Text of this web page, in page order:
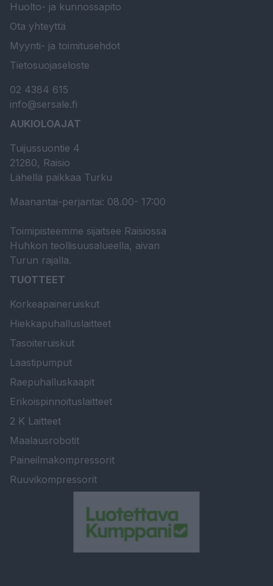
Huolto- ja kunnossapito
Ota yhteyttä
Myynti- ja toimitusehdot
Tietosuojaseloste
02 4384 615
info@sersale.fi
AUKIOLOAJAT
Tuijussuontie 4
21280, Raisio
Lähellä paikkaa Turku
Maanantai-perjantai: 08.00- 17:00
Toimipisteemme sijaitsee Raisiossa
Huhkon teollisuusalueella, aivan
Turun rajalla.
TUOTTEET
Korkeapaineruiskut
Hiekkapuhalluslaitteet
Tasoiteruiskut
Laastipumput
Raepuhalluskaapit
Erikoispinnoituslaitteet
2 K Laitteet
Maalausrobotit
Paineilmakompressorit
Ruuvikompressorit